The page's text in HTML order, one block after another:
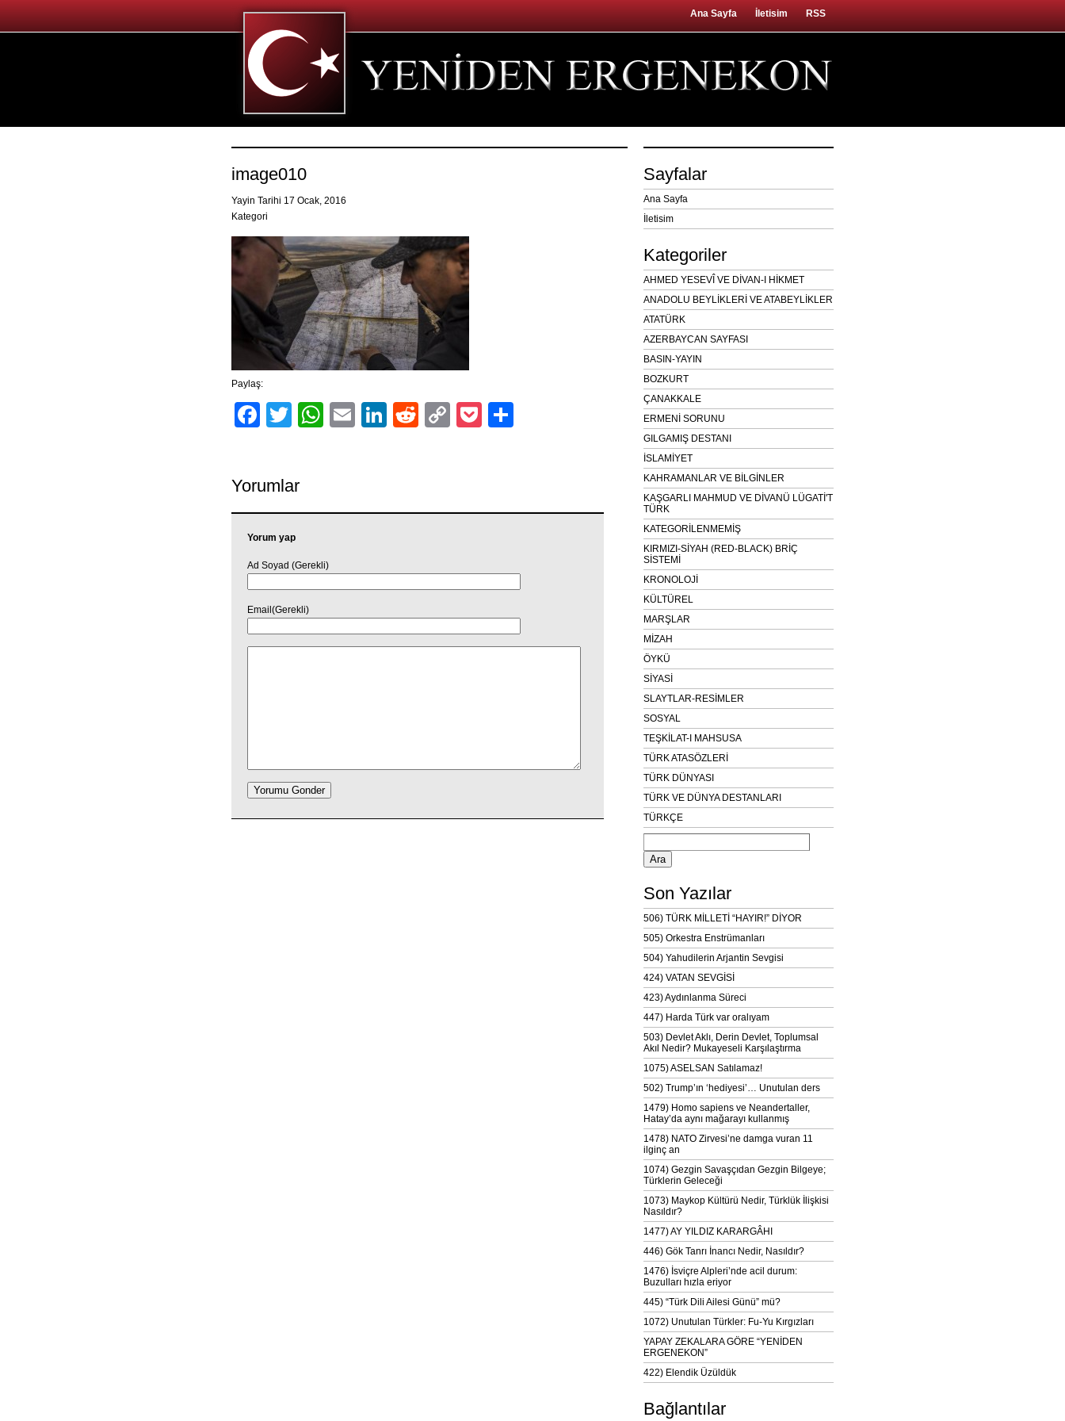
Ana Sayfa İletisim RSS
image010
Yayin Tarihi 17 Ocak, 2016
Kategori
Paylaş:
Facebook
TwitterWhatsApp
EmailLinkedIn
RedditCopyPocket
Yorumlar
Yorum yap
Ad Soyad (Gerekli)
Email(Gerekli)
Sayfalar
Ana Sayfa
İletisim
Kategoriler
AHMED YESEVÎ VE DİVAN-I HİKMET
ANADOLU BEYLİKLERİ VE ATABEYLİKLER
ATATÜRK
AZERBAYCAN SAYFASI
BASIN-YAYIN
BOZKURT
ÇANAKKALE
ERMENİ SORUNU
GILGAMIŞ DESTANI
İSLAMİYET
KAHRAMANLAR VE BİLGİNLER
KAŞGARLI MAHMUD VE DİVANÜ LÜGATİ'T
TÜRK
KATEGORİLENMEMİŞ
KIRMIZI-SİYAH (RED-BLACK) BRİÇ
SİSTEMİ
KRONOLOJİ
KÜLTÜREL
MARŞLAR
MİZAH
ÖYKÜ
SİYASİ
SLAYTLAR-RESİMLER
SOSYAL
TEŞKİLAT-I MAHSUSA
TÜRK ATASÖZLERİ
TÜRK DÜNYASI
TÜRK VE DÜNYA DESTANLARI
TÜRKÇE
Arama:
Son Yazılar
506) TÜRK MİLLETİ “HAYIR!” DİYOR
505) Orkestra Enstrümanları
504) Yahudilerin Arjantin Sevgisi
424) VATAN SEVGİSİ
423) Aydınlanma Süreci
447) Harda Türk var oralıyam
503) Devlet Aklı, Derin Devlet, Toplumsal
Akıl Nedir? Mukayeseli Karşılaştırma
1075) ASELSAN Satılamaz!
502) Trump’ın ‘hediyesi’… Unutulan ders
1479) Homo sapiens ve Neandertaller,
Hatay’da aynı mağarayı kullanmış
1478) NATO Zirvesi’ne damga vuran 11
ilginç an
1074) Gezgin Savaşçıdan Gezgin Bilgeye;
Türklerin Geleceği
1073) Maykop Kültürü Nedir, Türklük İlişkisi
Nasıldır?
1477) AY YILDIZ KARARGÂHI
446) Gök Tanrı İnancı Nedir, Nasıldır?
1476) İsviçre Alpleri’nde acil durum:
Buzulları hızla eriyor
445) “Türk Dili Ailesi Günü” mü?
1072) Unutulan Türkler: Fu-Yu Kırgızları
YAPAY ZEKALARA GÖRE “YENİDEN
ERGENEKON”
422) Elendik Üzüldük
Bağlantılar